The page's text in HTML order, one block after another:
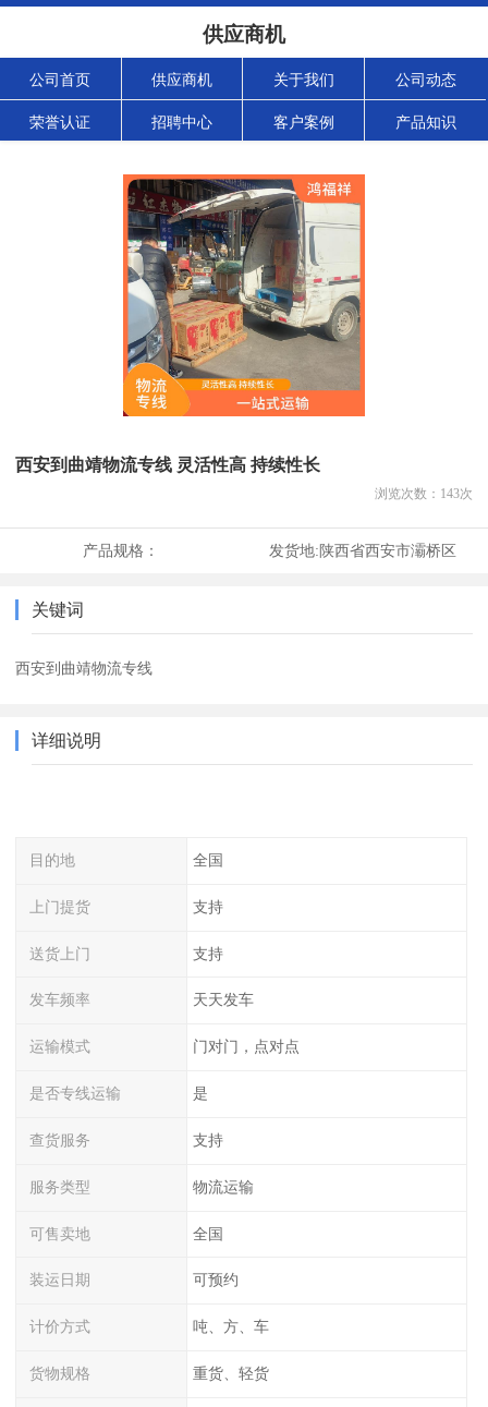
供应商机
公司首页 供应商机 关于我们 公司动态
荣誉认证 招聘中心 客户案例 产品知识
西安到曲靖物流专线 灵活性高 持续性长
浏览次数： 143次
产品规格： 发货地:陕西省西安市灞桥区
关键词
西安到曲靖物流专线
详细说明
目的地 全国
上门提货 支持
送货上门 支持
发车频率 天天发车
运输模式 门对门，点对点
是否专线运输 是
查货服务 支持
服务类型 物流运输
可售卖地 全国
装运日期 可预约
计价方式 吨、方、车
货物规格 重货、轻货